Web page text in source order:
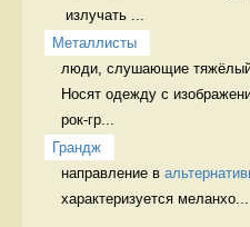
излучать ...
Металлисты
люди, слушающие тяжёлый
Носят одежду с
рок-гр...
Грандж
направление в
характеризуется меланхо...